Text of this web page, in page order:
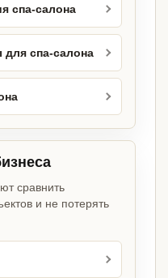
спа-салона
для спа-салона
сравнить
и не потерять